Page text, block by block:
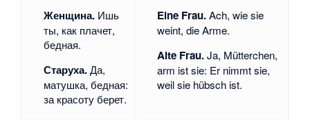
Женщина. Ишь
ты, как плачет,
бедная.
Старуха.Да,
матушка, бедная:
за красоту берет.
Eine Frau.Ach, wie sie
weint, die Arme.
Alte Frau.Ja, Mütterchen,
arm ist sie: Er nimmt sie,
weil sie hübsch ist.